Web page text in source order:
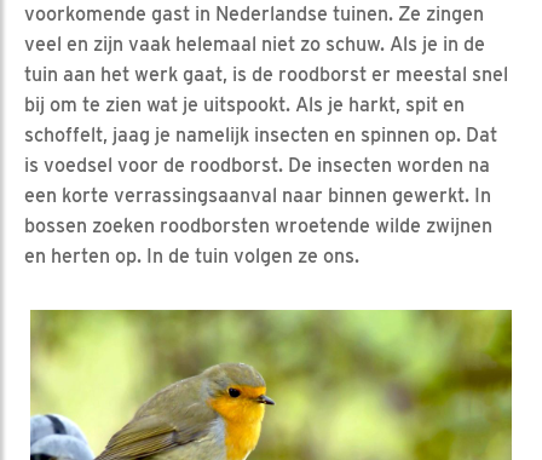
voorkomende gast in Nederlandse tuinen. Ze zingen
veel en zijn vaak helemaal niet zo schuw. Als je in de
tuin aan het werk gaat, is de roodborst er meestal snel
bij om te zien wat je uitspookt. Als je harkt, spit en
schoffelt, jaag je namelijk insecten en spinnen op. Dat
is voedsel voor de roodborst. De insecten worden na
een korte verrassingsaanval naar binnen gewerkt. In
bossen zoeken roodborsten wroetende wilde zwijnen
en herten op. In de tuin volgen ze ons.
Video in nieuw venster openen